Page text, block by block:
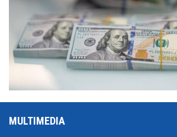
MULTIMEDIA